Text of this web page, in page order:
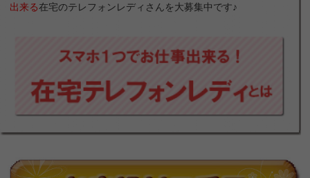
出来る在宅のテレフォンレディさんを大募集中です♪